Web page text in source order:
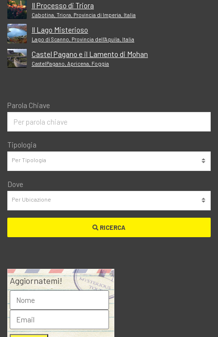
Il Processo di Triora
Cabotina, Triora, Provincia di Imperia, Italia
Il Lago Misterioso
Lago di Scanno, Provincia dell'Aquila, Italia
Castel Pagano e il Lamento di Mohan
CastelPagano, Apricena, Foggia
Parola Chiave
Tipologia
Dove
RICERCA
Aggiornatemi!